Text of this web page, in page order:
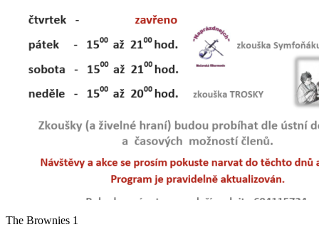
The Brownies 1